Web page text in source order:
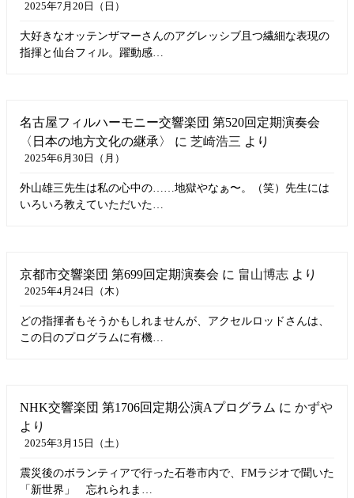
2025年7月20日（日）
大好きなオッテンザマーさんのアグレッシブ且つ繊細な表現の
指揮と仙台フィル。躍動感…
名古屋フィルハーモニー交響楽団 第520回定期演奏会
〈日本の地方文化の継承〉
に 芝崎浩三 より
2025年6月30日（月）
外山雄三先生は私の心中の……地獄やなぁ〜。（笑）先生には
いろいろ教えていただいた…
京都市交響楽団 第699回定期演奏会 に 畠山博志 より
2025年4月24日（木）
どの指揮者もそうかもしれませんが、アクセルロッドさんは、
この日のプログラムに有機…
NHK交響楽団 第1706回定期公演Aプログラム に かずや
より
2025年3月15日（土）
震災後のボランティアで行った石巻市内で、FMラジオで聞いた
「新世界」 忘れられま…